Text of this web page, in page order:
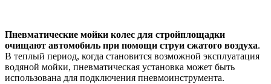
Пневматические мойки колес для стройплощадки
очищают автомобиль при помощи струи сжатого воздуха.
В теплый период, когда становится возможной эксплуатация
водяной мойки, пневматическая установка может быть
использована для подключения пневмоинструмента.